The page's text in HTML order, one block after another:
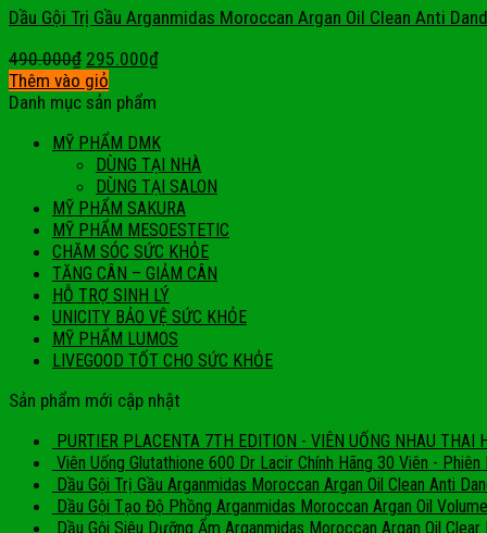
Dầu Gội Trị Gầu Arganmidas Moroccan Argan Oil Clean Anti
490.000₫ 295.000₫
Thêm vào giỏ
Danh mục sản phẩm
MỸ PHẨM DMK
DÙNG TẠI NHÀ
DÙNG TẠI SALON
MỸ PHẨM SAKURA
MỸ PHẨM MESOESTETIC
CHĂM SÓC SỨC KHỎE
TĂNG CÂN – GIẢM CÂN
HỖ TRỢ SINH LÝ
UNICITY BẢO VỆ SỨC KHỎE
MỸ PHẨM LUMOS
LIVEGOOD TỐT CHO SỨC KHỎE
Sản phẩm mới cập nhật
PURTIER PLACENTA 7TH EDITION - VIÊN UỐNG NHAU THAI
Viên Uống Glutathione 600 Dr Lacir Chính Hãng 30 Viên -
Dầu Gội Trị Gầu Arganmidas Moroccan Argan Oil Clean Anti
Dầu Gội Tạo Độ Phồng Arganmidas Moroccan Argan Oil
Dầu Gội Siêu Dưỡng Ẩm Arganmidas Moroccan Argan Oil